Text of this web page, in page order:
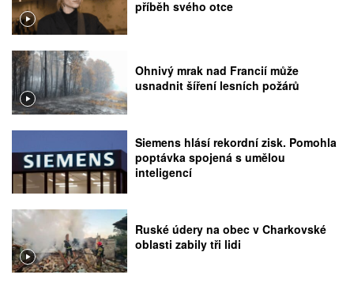
příběh svého otce
Ohnivý mrak nad Francií může
usnadnit šíření lesních požárů
Siemens hlásí rekordní zisk. Pomohla
poptávka spojená s umělou
inteligencí
Ruské údery na obec v Charkovské
oblasti zabily tři lidi